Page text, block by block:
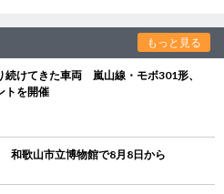
もっと見る
続けてきた車両 嵐山線・モボ301形、
トを開催
和歌山市立博物館で8月8日から